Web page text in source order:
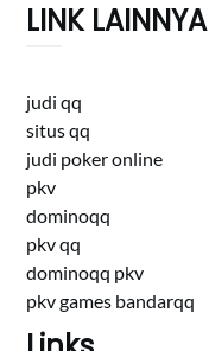
LINK LAINNYA
judi qq
situs qq
judi poker online
pkv
dominoqq
pkv qq
dominoqq pkv
pkv games bandarqq